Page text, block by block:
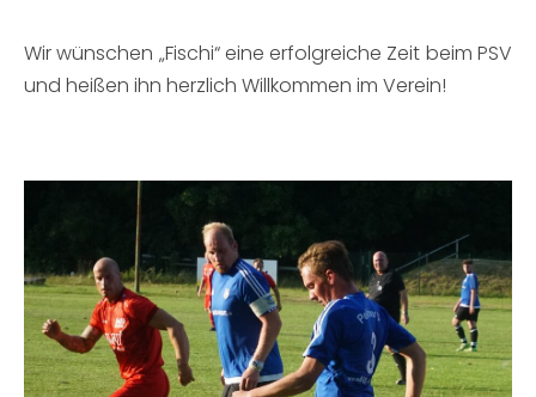
Wir wünschen „Fischi“ eine erfolgreiche Zeit beim PSV
und heißen ihn herzlich Willkommen im Verein!